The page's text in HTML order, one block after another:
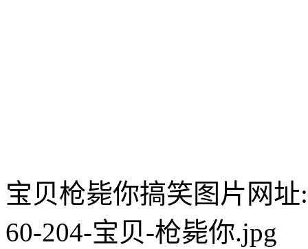
宝贝枪毙你搞笑图片网址
60-204-宝贝-枪毙你.jpg